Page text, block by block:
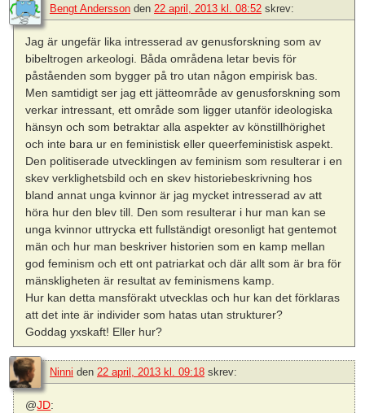
Bengt Andersson den 22 april, 2013 kl. 08:52 skrev:
Jag är ungefär lika intresserad av genusforskning som av
bibeltrogen arkeologi. Båda områdena letar bevis för
påståenden som bygger på tro utan någon empirisk bas.
Men samtidigt ser jag ett jätteområde av genusforskning som
verkar intressant, ett område som ligger utanför ideologiska
hänsyn och som betraktar alla aspekter av könstillhörighet
och inte bara ur en feministisk eller queerfeministisk aspekt.
Den politiserade utvecklingen av feminism som resulterar i en
skev verklighetsbild och en skev historiebeskrivning hos
bland annat unga kvinnor är jag mycket intresserad av att
höra hur den blev till. Den som resulterar i hur man kan se
unga kvinnor uttrycka ett fullständigt oresonligt hat gentemot
män och hur man beskriver historien som en kamp mellan
god feminism och ett ont patriarkat och där allt som är bra för
mänskligheten är resultat av feminismens kamp.
Hur kan detta mansförakt utvecklas och hur kan det förklaras
att det inte är individer som hatas utan strukturer?
Goddag yxskaft! Eller hur?
Ninni den 22 april, 2013 kl. 09:18 skrev:
@JD: